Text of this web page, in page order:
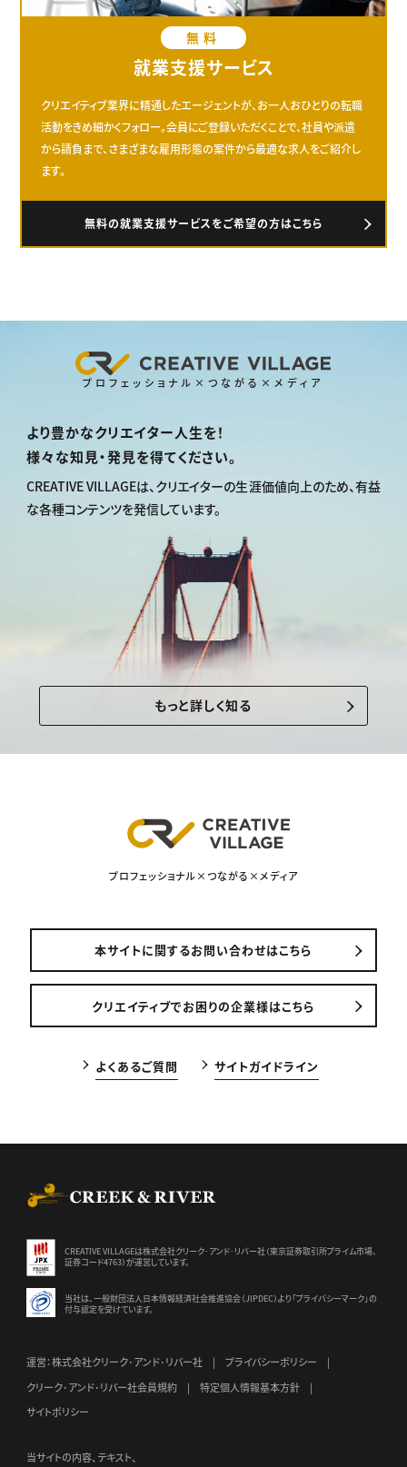
無料
就業支援サービス
クリエイティブ業界に精通したエージェントが、お一人おひとりの転職
活動をきめ細かくフォロー。会員にご登録いただくことで、社員や派遣
から請負まで、さまざまな雇用形態の案件から最適な求人をご紹介し
ます。
無料の就業支援サービスをご希望の方はこちら
プロフェッショナル×つながる×メディア
より豊かなクリエイター人生を！
様々な知見・発見を得てください。
CREATIVE VILLAGEは、クリエイターの生涯価値向上のため、有益
な各種コンテンツを発信しています。
もっと詳しく知る
プロフェッショナル×つながる×メディア
本サイトに関するお問い合わせはこちら
クリエイティブでお困りの企業様はこちら
よくあるご質問 サイトガイドライン
CREATIVE VILLAGEは株式会社クリーク･アンド･リバー社（東京証券取引所プライム市場、
証券コード4763）が運営しています。
当社は、一般財団法人日本情報経済社会推進協会（JIPDEC）より 「プライバシーマーク」の
付与認定を受けています。
運営：株式会社クリーク･アンド･リバー社
プライバシーポリシー
クリーク･アンド･リバー社会員規約
特定個人情報基本方針
サイトポリシー
当サイトの内容、テキスト、